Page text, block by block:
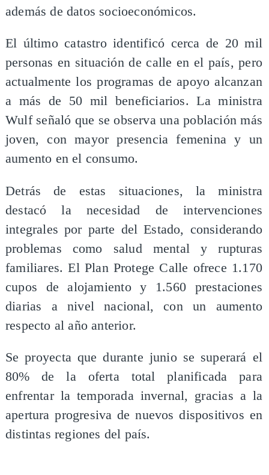
además de datos socioeconómicos.
El último catastro identificó cerca de 20 mil
personas en situación de calle en el país, pero
actualmente los programas de apoyo alcanzan
a más de 50 mil beneficiarios. La ministra
Wulf señaló que se observa una población más
joven, con mayor presencia femenina y un
aumento en el consumo.
Detrás de estas situaciones, la ministra
destacó la necesidad de intervenciones
integrales por parte del Estado, considerando
problemas como salud mental y rupturas
familiares. El Plan Protege Calle ofrece 1.170
cupos de alojamiento y 1.560 prestaciones
diarias a nivel nacional, con un aumento
respecto al año anterior.
Se proyecta que durante junio se superará el
80% de la oferta total planificada para
enfrentar la temporada invernal, gracias a la
apertura progresiva de nuevos dispositivos en
distintas regiones del país.